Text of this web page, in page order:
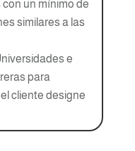
un mínimo de
similares a las
e
para
cliente designe